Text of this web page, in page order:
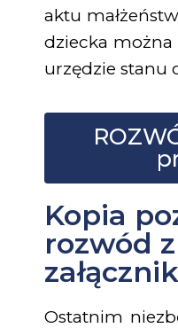
aktu
dziecka
urzędzie stanu
Kopia
rozwód z
Ostatnim